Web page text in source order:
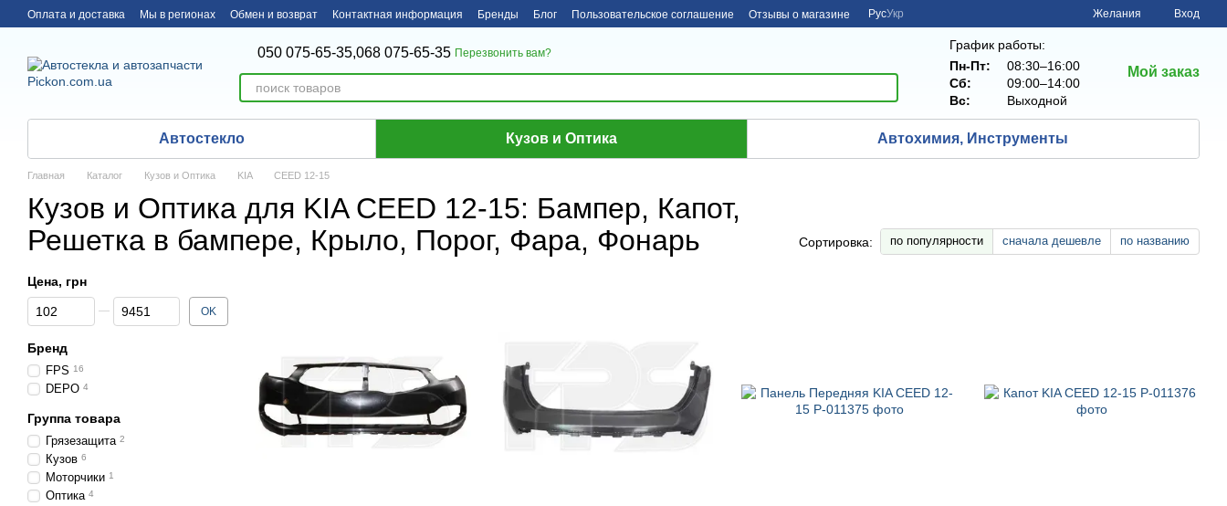
Перейти к основному контенту
Оплата и доставка Мы в регионах Обмен и возврат Контактная информация Бренды Блог Пользовательское соглашение Отзывы о магазине РусУкр Желания Вход
050 075-65-35,068 075-65-35 Перезвонить вам?
График работы:
Пн-Пт:
08:30–16:00
Сб:
09:00–14:00
Вс:
Выходной
Мой заказ
Автостекло Кузов и Оптика Автохимия, Инструменты
Главная Каталог Кузов и Оптика KIA CEED 12-15
Кузов и Оптика для KIA CEED 12-15: Бампер, Капот,
Решетка в бампере, Крыло, Порог, Фара, Фонарь
Сортировка: по популярности сначала дешевле по названию
Цена, грн
От Цена, грн
До Цена, грн OK
Бренд
FPS 16
DEPO 4
Группа товара
Грязезащита 2
Кузов 6
Моторчики 1
Оптика 4